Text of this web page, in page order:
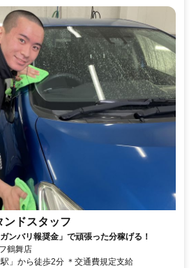
ンドスタッフ
ンバリ報奨金」で頑張った分稼げる！
鶴舞店
」から徒歩2分 ＊交通費規定支給